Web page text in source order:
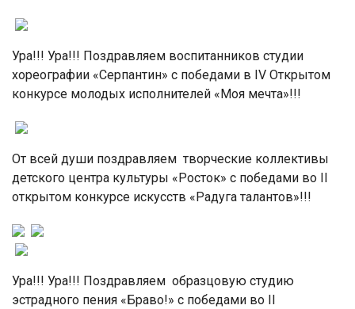
Ура!!! Ура!!! Поздравляем воспитанников студии
хореографии «Серпантин» с победами в IV Открытом
конкурсе молодых исполнителей «Моя мечта»!!!
От всей души поздравляем творческие коллективы
детского центра культуры «Росток» с победами во II
открытом конкурсе искусств «Радуга талантов»!!!
Ура!!! Ура!!! Поздравляем образцовую студию
эстрадного пения «Браво!» с победами во II